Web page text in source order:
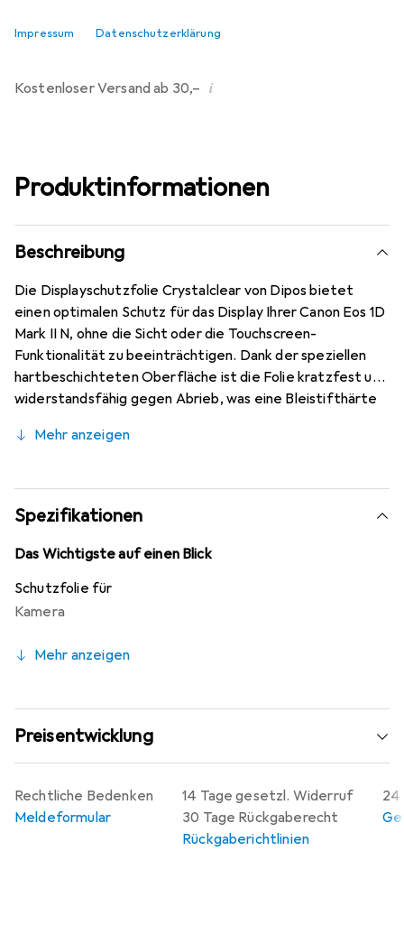
Impressum Datenschutzerklärung
Vergleichen
Kostenloser Versand ab 30,– i
Produktinformationen
Beschreibung
Die Displayschutzfolie Crystalclear von Dipos bietet
einen optimalen Schutz für das Display Ihrer Canon Eos 1D
Mark II N, ohne die Sicht oder die Touchscreen-
Funktionalität zu beeinträchtigen. Dank der speziellen
hartbeschichteten Oberfläche ist die Folie kratzfest und
widerstandsfähig gegen Abrieb, was eine Bleistifthärte
modernster Laserschnitt-Technik zugeschnitten, was
garantiert. Die Montage ist kinderleicht und erfolgt
blasenfrei, solange das Display staubfrei ist. Zudem lässt
sich die Folie jederzeit rückstandsfrei entfernen.
Hergestellt in Deutschland, steht die Folie für Qualität
Mehr anzeigen
Spezifikationen
Das Wichtigste auf einen Blick
Schutzfolie für
Kamera
Mehr anzeigen
Preisentwicklung
14 Tage gesetzl. Widerruf
30 Tage Rückgaberecht
Rückgaberichtlinien
24
Rechtliche Bedenken
Meldeformular